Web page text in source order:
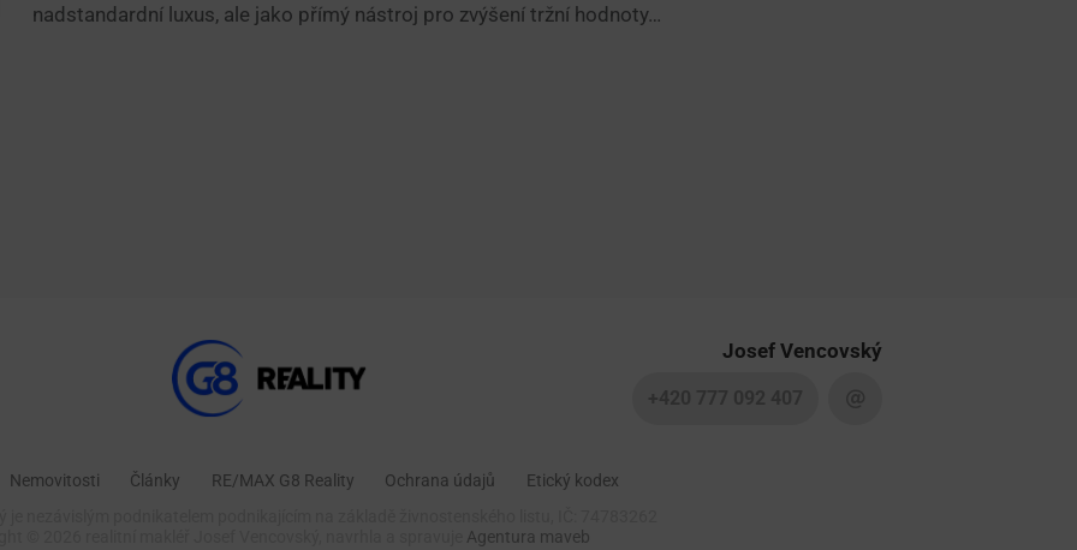
nadstandardní luxus, ale jako přímý nástroj pro zvýšení tržní hodnoty…
Josef Vencovský
Nemovitosti Články RE/MAX G8 Reality Ochrana údajů
Etický kodex
Agentura maveb